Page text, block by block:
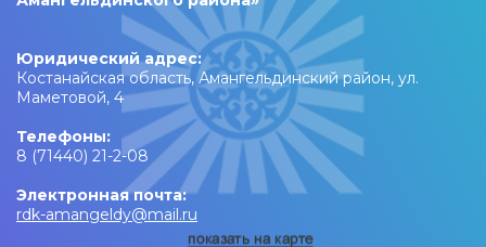
Юридический адрес:
Костанайская область, Амангельдинский район, ул.
Маметовой, 4
Телефоны:
8 (71440) 21-2-08
Электронная почта:
rdk-amangeldy@mail.ru